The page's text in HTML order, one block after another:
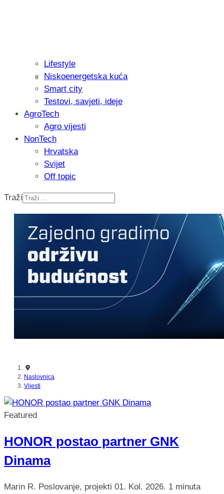
Isprobali smo: Thermostar
Recenzija: Einhell Professional CP-
nikada prije
Lifestyle
Niskoenergetska kuća
Smart city
Testovi, savjeti, ideje
AgroTech
Agro vijesti
NonTech
Hrvatska
Svijet
Off topic
Traži
Naslovnica
Vijesti
Featured
HONOR postao partner GNK
Dinama
Marin R. Poslovanje, projekti 01. Kol. 2026. 1 minuta